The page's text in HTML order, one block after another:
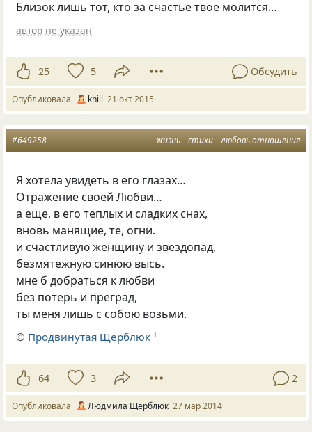
Близок лишь тот, кто за счастье твое молится…
автор не указан
25 5 Обсудить
Опубликовала khill 21 окт 2015
жизнь стихи любовь отношения
#649258
Я хотела увидеть в его глазах…
Отражение своей Любви…
а еще, в его теплых и сладких снах,
вновь манящие, те, огни.
и счастливую женщину и звездопад,
безмятежную синюю высь.
мне б добраться к любви
без потерь и преград,
ты меня лишь с собою возьми.
© Продвинутая Щерблюк 1
64 3 2
Опубликовала Людмила Щерблюк 27 мар 2014